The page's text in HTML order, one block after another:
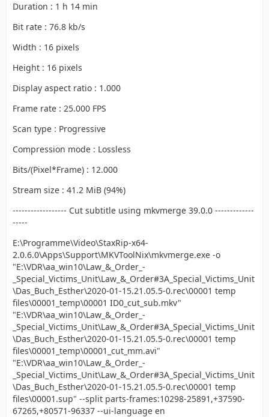
Duration : 1 h 14 min
Bit rate : 76.8 kb/s
Width : 16 pixels
Height : 16 pixels
Display aspect ratio : 1.000
Frame rate : 25.000 FPS
Scan type : Progressive
Compression mode : Lossless
Bits/(Pixel*Frame) : 12.000
Stream size : 41.2 MiB (94%)
------------------ Cut subtitle using mkvmerge 39.0.0 -------------
-----
E:\Programme\Video\StaxRip-x64-
2.0.6.0\Apps\Support\MKVToolNix\mkvmerge.exe -o
"E:\VDR\aa_win10\Law_&_Order_-
_Special_Victims_Unit\Law_&_Order#3A_Special_Victims_Unit
\Das_Buch_Esther\2020-01-15.21.05.5-0.rec\00001 temp
files\00001_temp\00001 ID0_cut_sub.mkv"
"E:\VDR\aa_win10\Law_&_Order_-
_Special_Victims_Unit\Law_&_Order#3A_Special_Victims_Unit
\Das_Buch_Esther\2020-01-15.21.05.5-0.rec\00001 temp
files\00001_temp\00001_cut_mm.avi"
"E:\VDR\aa_win10\Law_&_Order_-
_Special_Victims_Unit\Law_&_Order#3A_Special_Victims_Unit
\Das_Buch_Esther\2020-01-15.21.05.5-0.rec\00001 temp
files\00001.sup" --split parts-frames:10298-25891,+37590-
67265,+80571-96337 --ui-language en